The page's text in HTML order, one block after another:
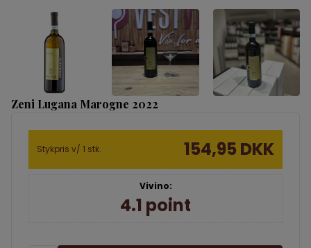
Zeni Lugana Marogne 2022
Stykpris v/ 1 stk. 154,95 DKK
Vivino:
4.1 point